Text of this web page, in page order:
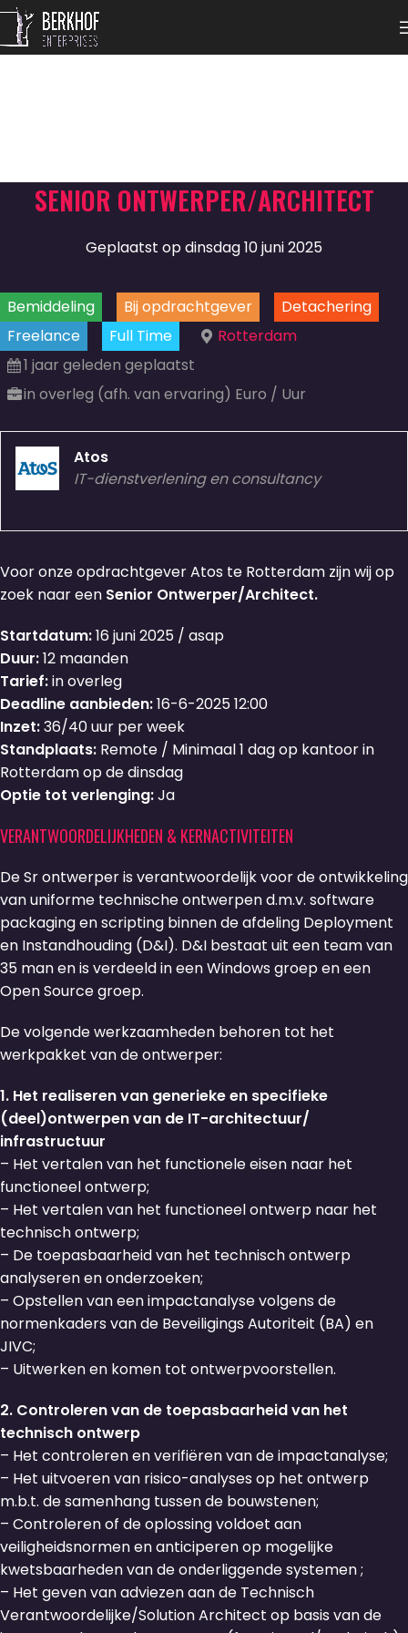
SENIOR ONTWERPER/ARCHITECT
Geplaatst op dinsdag 10 juni 2025
Bemiddeling Bij opdrachtgever
Detachering
Freelance
Full Time
Rotterdam
1 jaar geleden geplaatst
in overleg (afh. van ervaring) Euro / Uur
Atos
IT-dienstverlening en consultancy
Voor onze opdrachtgever Atos te Rotterdam zijn wij op
zoek naar een Senior Ontwerper/Architect.
Startdatum:16 juni 2025 / asap
Duur:12 maanden
Tarief:in overleg
Deadline aanbieden:16-6-2025 12:00
Inzet:36/40 uur per week
Standplaats: Remote / Minimaal 1 dag op kantoor in
Rotterdam op de dinsdag
Optie tot verlenging:Ja
VERANTWOORDELIJKHEDEN & KERNACTIVITEITEN
De Sr ontwerper is verantwoordelijk voor de ontwikkeling
van uniforme technische ontwerpen d.m.v. software
packaging en scripting binnen de afdeling Deployment
en Instandhouding (D&I). D&I bestaat uit een team van
35 man en is verdeeld in een Windows groep en een
Open Source groep.
De volgende werkzaamheden behoren tot het
werkpakket van de ontwerper:
1. Het realiseren van generieke en specifieke
(deel)ontwerpen van de IT-architectuur/
infrastructuur
– Het vertalen van het functionele eisen naar het
functioneel ontwerp;
– Het vertalen van het functioneel ontwerp naar het
technisch ontwerp;
– De toepasbaarheid van het technisch ontwerp
analyseren en onderzoeken;
– Opstellen van een impactanalyse volgens de
normenkaders van de Beveiligings Autoriteit (BA) en
JIVC;
– Uitwerken en komen tot ontwerpvoorstellen.
2. Controleren van de toepasbaarheid van het
technisch ontwerp
– Het controleren en verifiëren van de impactanalyse;
– Het uitvoeren van risico-analyses op het ontwerp
m.b.t. de samenhang tussen de bouwstenen;
– Controleren of de oplossing voldoet aan
veiligheidsnormen en anticiperen op mogelijke
kwetsbaarheden van de onderliggende systemen ;
– Het geven van adviezen aan de Technisch
Verantwoordelijke/Solution Architect op basis van de